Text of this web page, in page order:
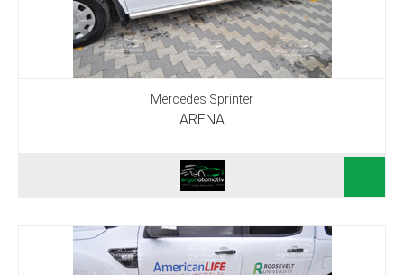
Mercedes Sprinter
ARENA